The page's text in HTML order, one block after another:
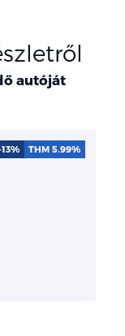
autóját
13% THM 5.99%